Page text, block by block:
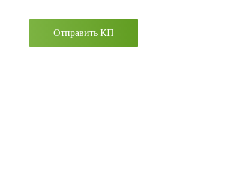
Отправить КП